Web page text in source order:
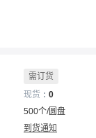
需订货
现货
0
500个/圆盘
到货通知